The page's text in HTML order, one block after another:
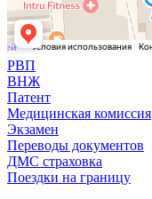
РВП
ВНЖ
Патент
Медицинская комиссия
Экзамен
Переводы документов
ДМС страховка
Поездки на границу